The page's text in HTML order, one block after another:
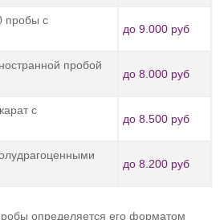
пробы с
до 9.000 руб
пробой
до 8.000 руб
с
до 8.500 руб
до 8.200 руб
определяется его форматом